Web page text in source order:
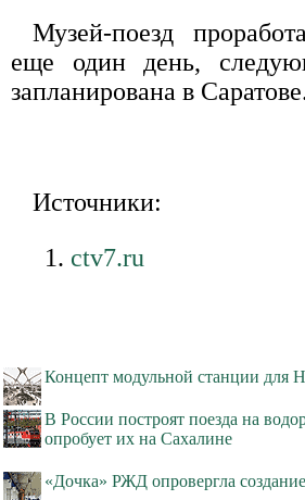
Музей-поезд
еще один день,
запланирована в
Источники:
ctv7.ru
Концепт модульной станции для
В России построят поезда на
опробует их на Сахалине
«Дочка» РЖД опровергла создание